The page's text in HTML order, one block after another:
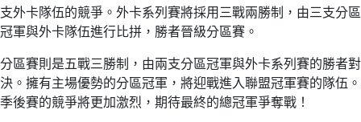
支外卡隊伍的競爭。外卡系列賽將採用三戰兩勝制，由三支分區
冠軍與外卡隊伍進行比拼，勝者晉級分區賽。
分區賽則是五戰三勝制，由兩支分區冠軍與外卡系列賽的勝者對
決。擁有主場優勢的分區冠軍，將迎戰進入聯盟冠軍賽的隊伍。
季後賽的競爭將更加激烈，期待最終的總冠軍爭奪戰！